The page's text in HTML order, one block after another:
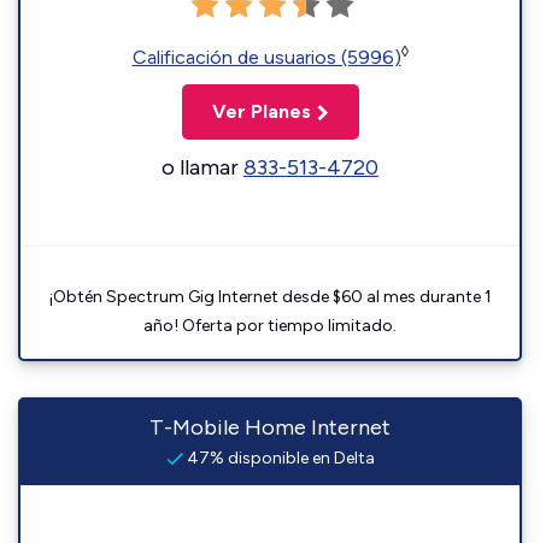
Calificación de usuarios (5996)◊
Ver Planes
o llamar833-513-4720
¡Obtén Spectrum Gig Internet desde $60 al mes durante 1
año! Oferta por tiempo limitado.
T-Mobile Home Internet
47% disponible en Delta